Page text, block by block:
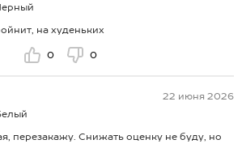
на худеньких
0 0
22 июня 2026
перезакажу. Снижать оценку не буду, но